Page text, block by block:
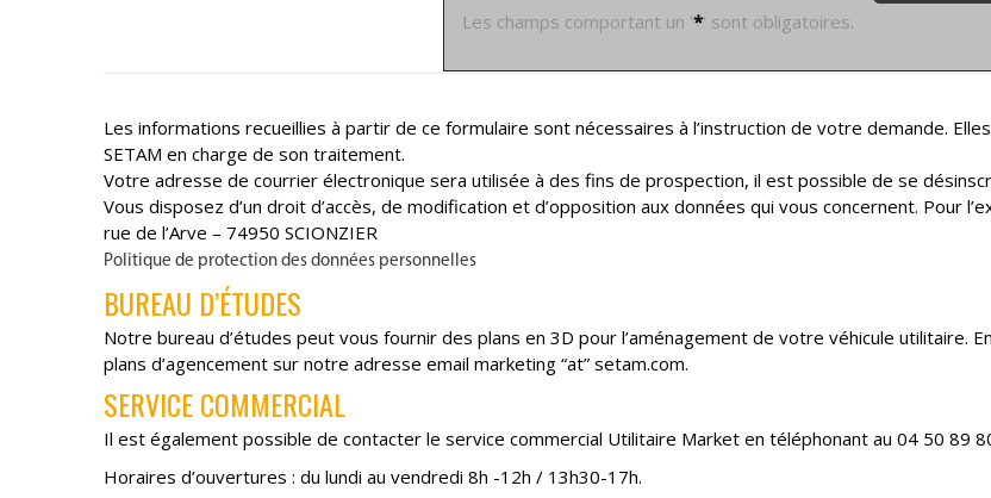
Les champs comportant un '*' sont obligatoires.
Les informations recueillies à partir de ce formulaire sont nécessaires à l’instruction de votre demande.
SETAM en charge de son traitement.
Votre adresse de courrier électronique sera utilisée à des fins de prospection, il est possible de se
Vous disposez d’un droit d’accès, de modification et d’opposition aux données qui vous concernent. Pour
rue de l’Arve – 74950 SCIONZIER
Politique de protection des données personnelles
BUREAU D’ÉTUDES
Notre bureau d’études peut vous fournir des plans en 3D pour l’aménagement de votre véhicule utilitaire.
plans d’agencement sur notre adresse email marketing “at” setam.com.
SERVICE COMMERCIAL
Il est également possible de contacter le service commercial Utilitaire Market en téléphonant au 04 50 89
Horaires d’ouvertures : du lundi au vendredi 8h -12h / 13h30-17h.